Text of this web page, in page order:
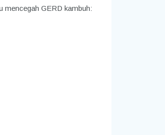
mencegah GERD kambuh: